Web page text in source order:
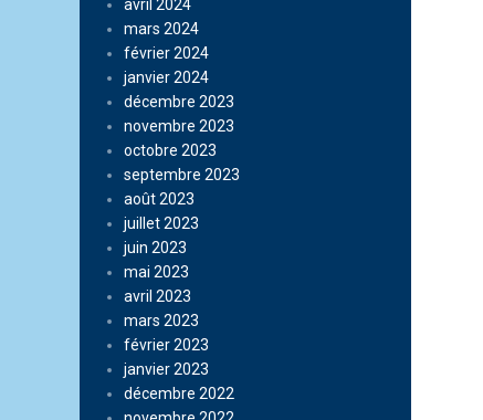
avril 2024
mars 2024
février 2024
janvier 2024
décembre 2023
novembre 2023
octobre 2023
septembre 2023
août 2023
juillet 2023
juin 2023
mai 2023
avril 2023
mars 2023
février 2023
janvier 2023
décembre 2022